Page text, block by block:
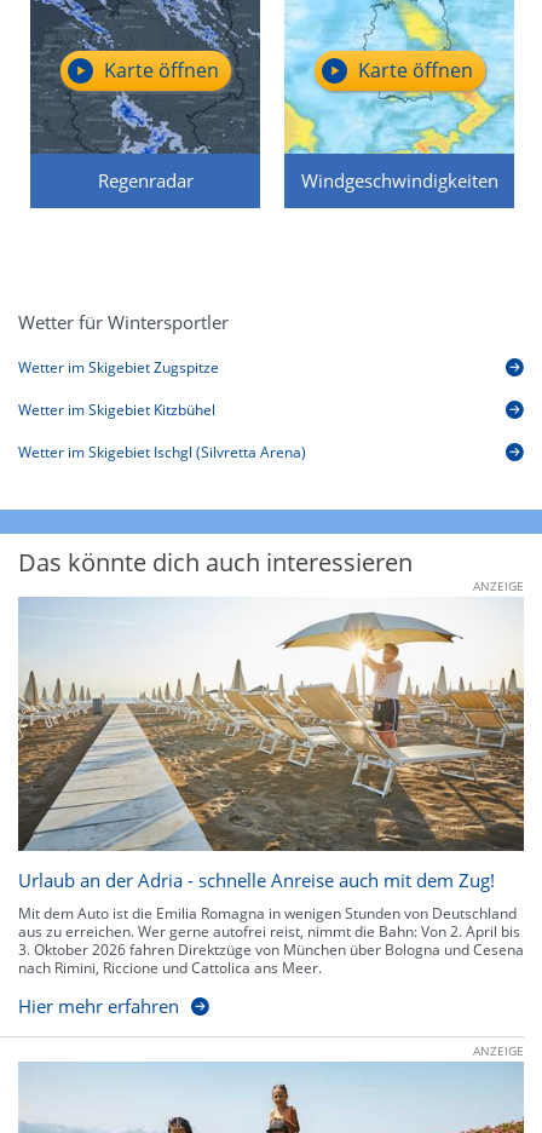
Regenradar
Karte öffnen
Windgeschwindigkeiten
Karte öffnen
Wetter für Wintersportler
Wetter im Skigebiet Zugspitze
Wetter im Skigebiet Kitzbühel
Wetter im Skigebiet Ischgl (Silvretta Arena)
Das könnte dich auch interessieren
ANZEIGE
Urlaub an der Adria - schnelle Anreise auch mit dem Zug!
Mit dem Auto ist die Emilia Romagna in wenigen Stunden von Deutschland
aus zu erreichen. Wer gerne autofrei reist, nimmt die Bahn: Von 2. April bis
3. Oktober 2026 fahren Direktzüge von München über Bologna und Cesena
nach Rimini, Riccione und Cattolica ans Meer.
Hier mehr erfahren
ANZEIGE